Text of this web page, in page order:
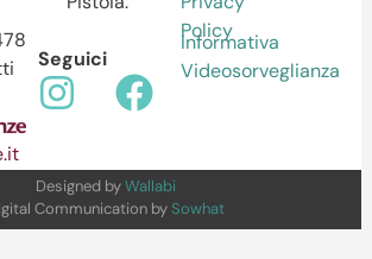
Seguici
Policy
Informativa
Videosorveglianza
Designed byWallabi
Communication by Sowhat